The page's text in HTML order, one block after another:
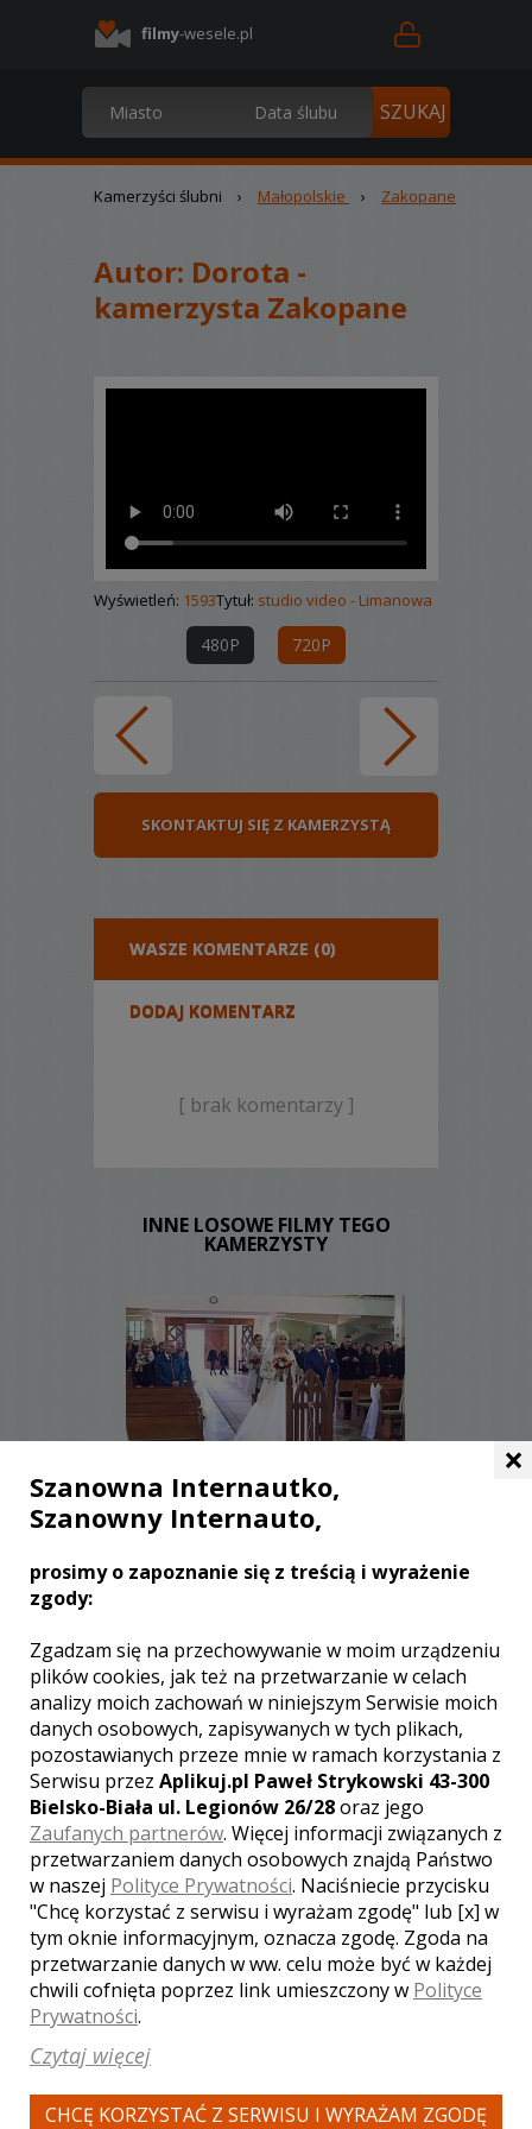
filmy-wesele.pl
Kamerzyści ślubni › Małopolskie › Zakopane
Autor: Dorota -
kamerzysta Zakopane
Wyświetleń: 1593Tytuł: studio video - Limanowa
480P 720P
SKONTAKTUJ SIĘ Z KAMERZYSTĄ
WASZE KOMENTARZE (0)
DODAJ KOMENTARZ
[ brak komentarzy ]
INNE LOSOWE FILMY TEGO
KAMERZYSTY
KOMENTARZY:0
WYŚWIETLEŃ:1639
KOMENTARZY:1
WYŚWIETLEŃ: 1524
KOMENTARZY:0
WYŚWIETLEŃ: 1604
×
Szanowna Internautko,
Szanowny Internauto,
prosimy o zapoznanie się z treścią i wyrażenie
zgody:
Zgadzam się na przechowywanie w moim urządzeniu
plików cookies, jak też na przetwarzanie w celach
analizy moich zachowań w niniejszym Serwisie moich
danych osobowych, zapisywanych w tych plikach,
pozostawianych przeze mnie w ramach korzystania z
Serwisu przez Aplikuj.pl Paweł Strykowski 43-300
Bielsko-Biała ul. Legionów 26/28oraz jego
Zaufanych partnerów. Więcej informacji związanych z
przetwarzaniem danych osobowych znajdą Państwo
w naszej Polityce Prywatności. Naciśniecie przycisku
"Chcę korzystać z serwisu i wyrażam zgodę" lub [x] w
tym oknie informacyjnym, oznacza zgodę. Zgoda na
przetwarzanie danych w ww. celu może być w każdej
chwili cofnięta poprzez link umieszczony w Polityce
Prywatności.
Czytaj więcej
CHCĘ KORZYSTAĆ Z SERWISU I WYRAŻAM ZGODĘ